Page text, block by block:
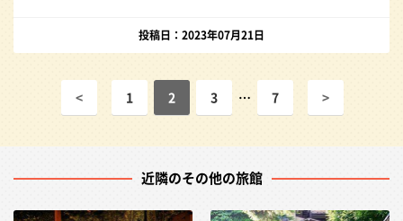
投稿日：2023年07月21日
< 1 2 3 … 7 >
近隣のその他の旅館